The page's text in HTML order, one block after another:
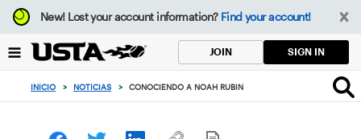
Enfoque
desde
botón
volver
principio
New!Lost your account information? Find your account!
JOIN SIGN IN
INICIO > NOTICIAS > CONOCIENDO A NOAH RUBIN